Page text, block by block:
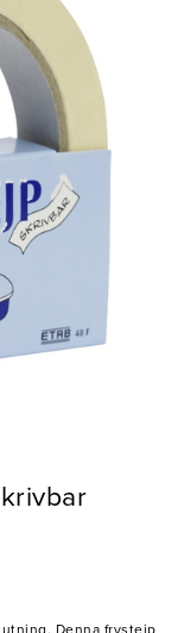
Denna frystejp